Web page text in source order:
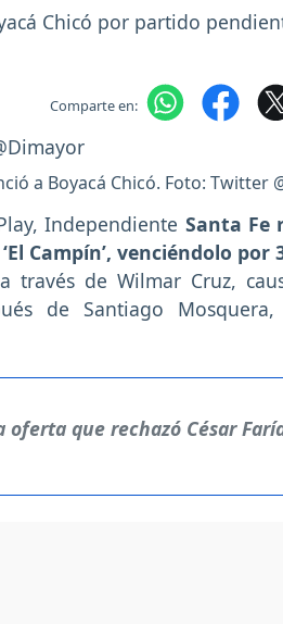
Chicó por partido
Comparte en:
a Boyacá Chicó. Foto: Twitter
Independiente Santa Fe
Campín’, venciéndolo por
de Wilmar Cruz,
de Santiago
oferta que rechazó César